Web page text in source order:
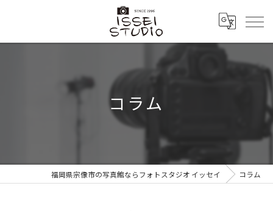
コラム
福岡県宗像市の写真館ならフォトスタジオ イッセイ コラム